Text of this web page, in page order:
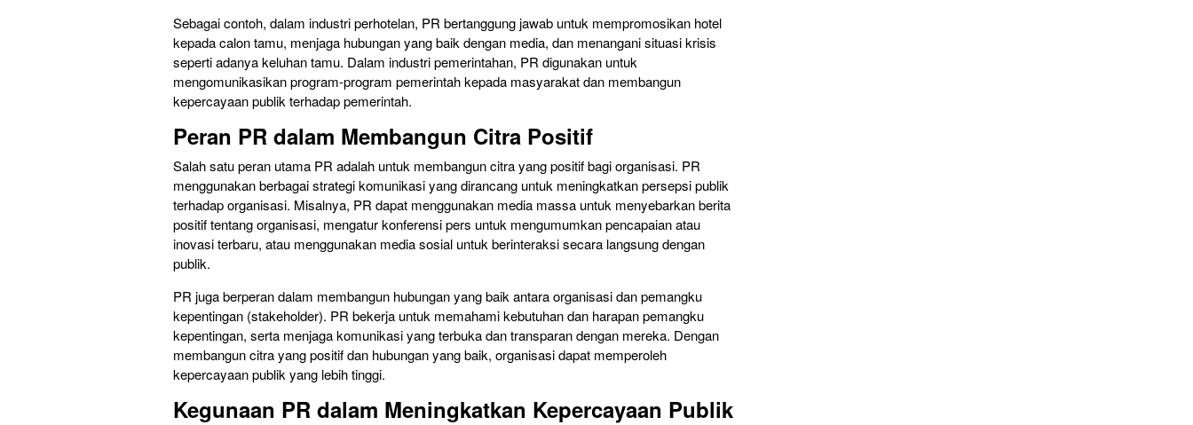
Sebagai contoh, dalam industri perhotelan, PR bertanggung jawab untuk mempromosikan hotel
kepada calon tamu, menjaga hubungan yang baik dengan media, dan menangani situasi krisis
seperti adanya keluhan tamu. Dalam industri pemerintahan, PR digunakan untuk
mengomunikasikan program-program pemerintah kepada masyarakat dan membangun
kepercayaan publik terhadap pemerintah.
Peran PR dalam Membangun Citra Positif
Salah satu peran utama PR adalah untuk membangun citra yang positif bagi organisasi. PR
menggunakan berbagai strategi komunikasi yang dirancang untuk meningkatkan persepsi publik
terhadap organisasi. Misalnya, PR dapat menggunakan media massa untuk menyebarkan berita
positif tentang organisasi, mengatur konferensi pers untuk mengumumkan pencapaian atau
inovasi terbaru, atau menggunakan media sosial untuk berinteraksi secara langsung dengan
publik.
PR juga berperan dalam membangun hubungan yang baik antara organisasi dan pemangku
kepentingan (stakeholder). PR bekerja untuk memahami kebutuhan dan harapan pemangku
kepentingan, serta menjaga komunikasi yang terbuka dan transparan dengan mereka. Dengan
membangun citra yang positif dan hubungan yang baik, organisasi dapat memperoleh
kepercayaan publik yang lebih tinggi.
Kegunaan PR dalam Meningkatkan Kepercayaan Publik